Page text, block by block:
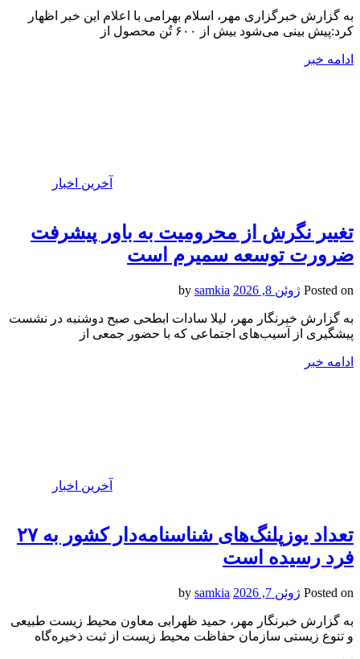
به گزارش خبرگزاری مهر، اسلام بهرامی با اعلام این خبر اظهار
کرد:پیش بینی می‌شود بیش از ۶۰۰ تُن محصول از
ادامه خبر
آخرین اخبار
تغییر نگرش از محرومیت به باور پیشرفت
ضرورت توسعه سمیرم است
Posted on ژوئن 8, 2026 samkia
به گزارش خبرنگار مهر، لیلا سادات ابطحی صبح دوشنبه در نشست
پیشگیری از آسیب‌های اجتماعی که با حضور جمعی از
ادامه خبر
آخرین اخبار
تعداد یوزپلنگ‌های شناسنامه‌دار کشور به ۲۷
فرد رسیده است
Posted on ژوئن 7, 2026 samkia
به گزارش خبرنگار مهر، حمید ظهرابی معاون محیط زیست طبیعی
و تنوع زیستی سازمان حفاظت محیط زیست از ثبت ذخیره‌گاه